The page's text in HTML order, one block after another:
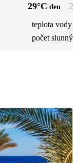
29°C den
teplota vody
počet